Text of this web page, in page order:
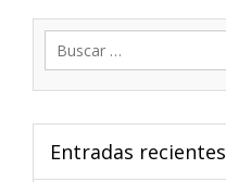
Buscar:
Entradas recientes